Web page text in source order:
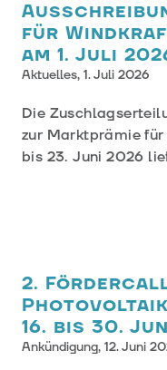
für
am 1. Juli
Aktuelles, 1. Juli 2026
Die
zur Marktprämie
bis 23. Juni 2026
2.
16. bis 30.
Ankündigung, 12. Juni